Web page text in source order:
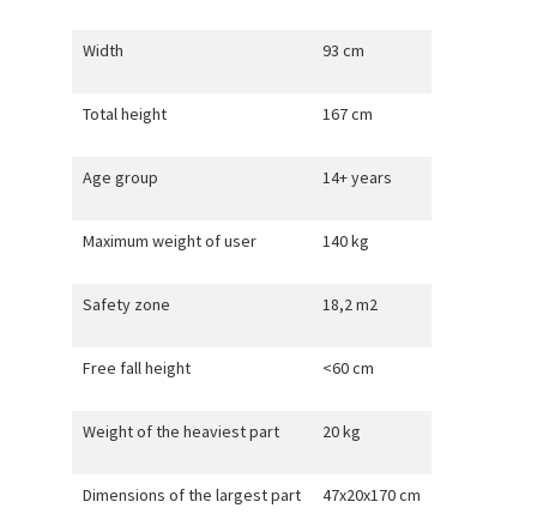
Width 93 cm
Total height 167 cm
Age group 14+ years
Maximum weight of user 140 kg
Safety zone 18,2 m2
Free fall height <60 cm
Weight of the heaviest part 20 kg
Dimensions of the largest part 47x20x170 cm